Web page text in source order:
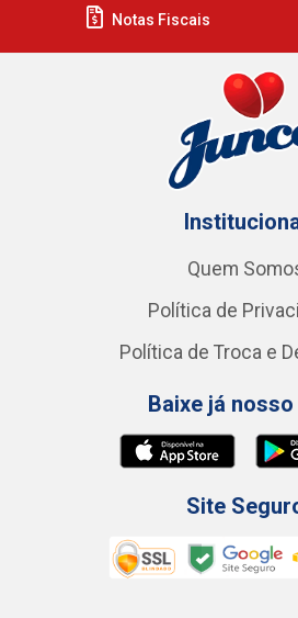
Notas Fiscais
Quem
Política de
Política de Troca e
Baixe já nosso
Site